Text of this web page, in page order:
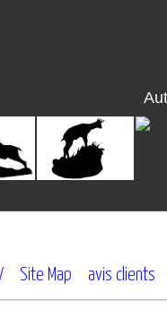
Site Map avis clients